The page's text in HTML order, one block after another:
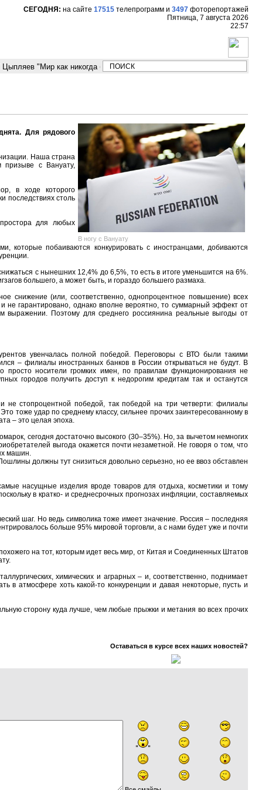
СЕГОДНЯ: на сайте 17515 телепрограмм и 3497 фоторепортажей
Пятница, 7 августа 2026
22:57
"Мир как никогда близко стоит к угрозе третьей мировой
В ногу с Вануату
Для рядового
Наша страна
призыве с Вануату,
в ходе которого
последствиях столь
для любых
которые побаиваются конкурировать с иностранцами, добиваются
с нынешних 12,4% до 6,5%, то есть в итоге уменьшится на 6%.
большего, а может быть, и гораздо большего размаха.
снижение (или, соответственно, однопроцентное повышение) всех
не гарантировано, однако вполне вероятно, то суммарный эффект от
Поэтому для среднего россиянина реальные выгоды от
увенчалась полной победой. Переговоры с ВТО были такими
– филиалы иностранных банков в России открываться не будут. В
просто носители громких имен, по правилам функционирования не
городов получить доступ к недорогим кредитам так и останутся
не стопроцентной победой, так победой на три четверти: филиалы
тоже удар по среднему классу, сильнее прочих заинтересованному в
– это целая эпоха.
сегодня достаточно высокого (30–35%). Но, за вычетом немногих
выгода окажется почти незаметной. Не говоря о том, что
машин.
должны тут снизиться довольно серьезно, но ее ввоз обставлен
насущные изделия вроде товаров для отдыха, косметики и тому
в кратко- и среднесрочных прогнозах инфляции, составляемых
шаг. Но ведь символика тоже имеет значение. Россия – последняя
больше 95% мировой торговли, а с нами будет уже и почти
на тот, которым идет весь мир, от Китая и Соединенных Штатов
химических и аграрных – и, соответственно, поднимает
в атмосфере хоть какой-то конкуренции и давая некоторые, пусть и
сторону куда лучше, чем любые прыжки и метания во всех прочих
Оставаться в курсе всех наших новостей?